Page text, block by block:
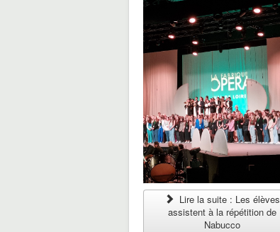
Lire la suite : Les élèves
assistent à la répétition de
Nabucco